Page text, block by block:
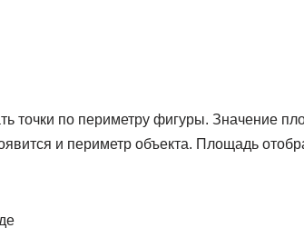
точки по периметру фигуры. Значение
и периметр объекта. Площадь